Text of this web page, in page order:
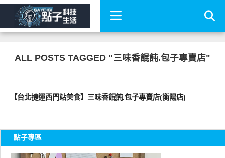
ALL POSTS TAGGED "三味香餛飩.包子專賣店"
【台北捷運西門站美食】三味香餛飩.包子專賣店(衡陽店)
點子專區